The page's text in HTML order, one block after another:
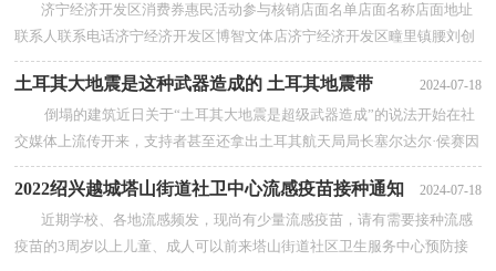
济宁经济开发区消费券惠民活动参与核销店面名单店面名称店面地址
联系人联系电话济宁经济开发区博智文体店济宁经济开发区疃里镇腰刘创
业一条街张凤霞13220818339济...【查看全部】
土耳其大地震是这种武器造成的 土耳其地震带 2024-07-18
倒塌的建筑近日关于“土耳其大地震是超级武器造成”的说法开始在社
交媒体上流传开来，支持者甚至还拿出土耳其航天局局长塞尔达尔·侯赛因
·耶尔德勒姆的采访发言作...【查看全部】
2022绍兴越城塔山街道社卫中心流感疫苗接种通知 2024-07-18
近期学校、各地流感频发，现尚有少量流感疫苗，请有需要接种流感
疫苗的3周岁以上儿童、成人可以前来塔山街道社区卫生服务中心预防接